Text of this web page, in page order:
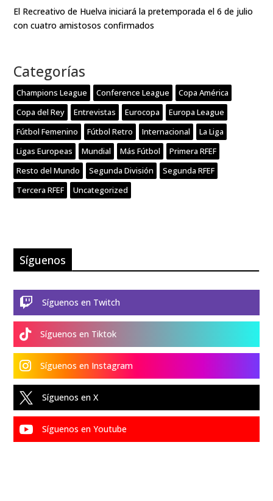
El Recreativo de Huelva iniciará la pretemporada el 6 de julio
con cuatro amistosos confirmados
Categorías
Champions League Conference League
Copa América
Copa del Rey
Entrevistas Eurocopa
Europa League
Fútbol Femenino
Fútbol Retro Internacional
La Liga
Ligas Europeas
Mundial Más Fútbol
Primera RFEF
Resto del Mundo
Segunda División
Segunda RFEF
Tercera RFEF
Uncategorized
Síguenos
 Síguenos en Twitch
 Síguenos en Tiktok
 Síguenos en Instagram
 Síguenos en X
 Síguenos en Youtube